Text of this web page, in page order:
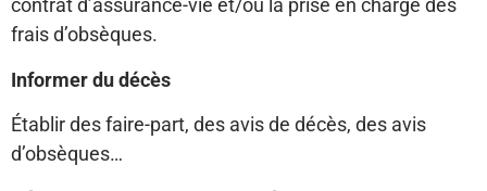
contrat d’assurance-vie et/ou la prise en charge des
frais d’obsèques.
Informer du décès
Établir des faire-part, des avis de décès, des avis
d’obsèques…